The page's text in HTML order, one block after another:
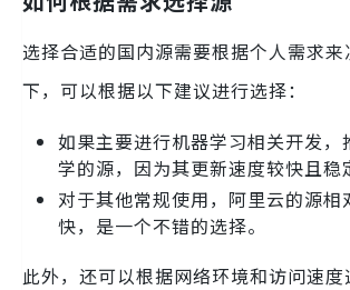
选择合适的国内源需要根据个人需求
下，可以根据以下建议进行选择：
如果主要进行机器学习相关开发，
学的源，因为其更新速度较快且稳
对于其他常规使用，阿里云的源相
快，是一个不错的选择。
此外，还可以根据网络环境和访问速